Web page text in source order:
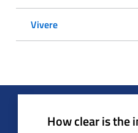
Vivere
How clear is the